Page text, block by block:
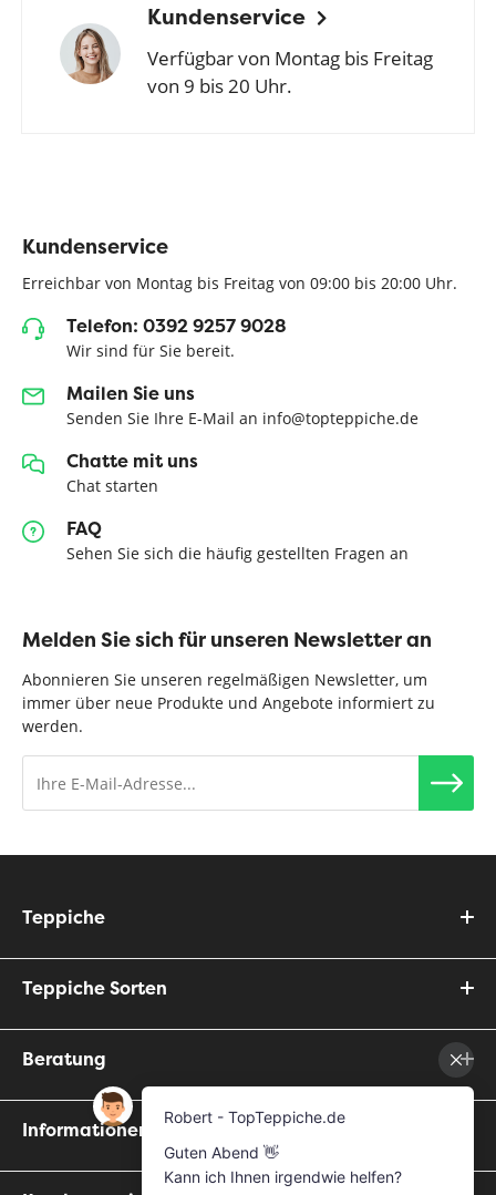
Kundenservice
Verfügbar von Montag bis Freitag
von 9 bis 20 Uhr.
Kundenservice
Erreichbar von Montag bis Freitag von 09:00 bis 20:00 Uhr.
Telefon: 0392 9257 9028
Wir sind für Sie bereit.
Mailen Sie uns
Senden Sie Ihre E-Mail an info@topteppiche.de
Chatte mit uns
Chat starten
FAQ
Sehen Sie sich die häufig gestellten Fragen an
Melden Sie sich für unseren Newsletter an
Abonnieren Sie unseren regelmäßigen Newsletter, um
immer über neue Produkte und Angebote informiert zu
werden.
Teppiche
Teppiche Sorten
Beratung
Informationen